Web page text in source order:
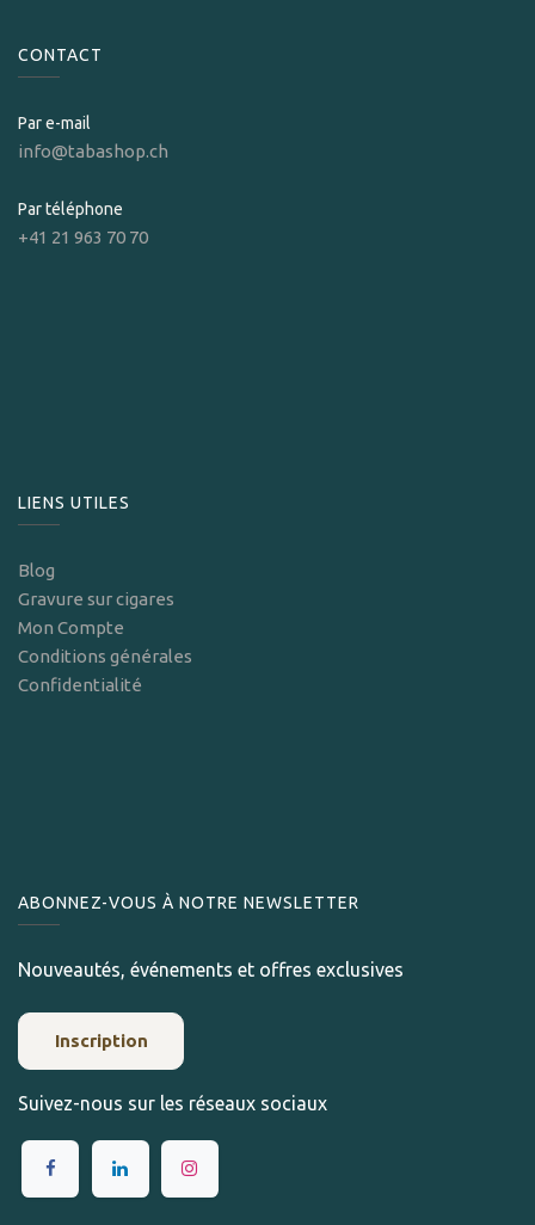
CONTACT
Par e-mail
info@tabashop.ch
Par téléphone
+41 21 963 70 70
LIENS UTILES
Blog
Gravure sur cigares
Mon Compte
Conditions générales
Confidentialité
ABONNEZ-VOUS À NOTRE NEWSLETTER
Nouveautés, événements et offres exclusives
Inscription
Suivez-nous sur les réseaux sociaux